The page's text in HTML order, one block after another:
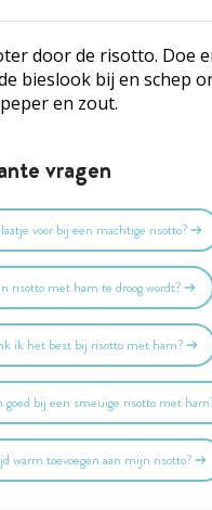
door de risotto. Doe
bieslook bij en schep
en zout.
vragen
voor bij een machtige risotto?
risotto met ham te droog wordt?
ik het best bij risotto met ham?
goed bij een smeuïge risotto met
warm toevoegen aan mijn risotto?